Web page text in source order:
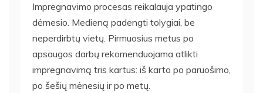
Impregnavimo procesas reikalauja ypatingo
dėmesio. Medieną padengti tolygiai, be
neperdirbtų vietų. Pirmuosius metus po
apsaugos darbų rekomenduojama atlikti
impregnavimą tris kartus: iš karto po paruošimo,
po šešių mėnesių ir po metų.